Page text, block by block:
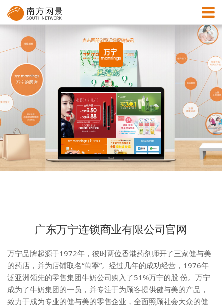
MENU
首页
成功案例
解决方案
广东万宁连锁商业有限公司官网
万宁品牌起源于1972年，彼时两位香港药剂师开了三家健与美
的药店，并为店铺取名“萬寧”。经过几年的成功经营，1976年
泛亚洲领先的零售集团牛奶公司购入了51%万宁的股 份。万宁
成为了牛奶集团的一员，并专注于为顾客提供健与美的产品，
致力于成为专业的健与美的零售企业，全面照顾社会大众的健